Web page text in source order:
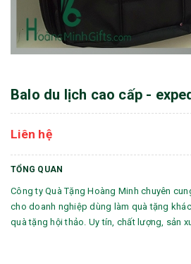
Balo du lịch cao cấp -
Liên hệ
TỔNG QUAN
Công ty Quà Tặng Hoàng Minh chuyên
cho doanh nghiệp dùng làm quà tặng
quà tặng hội thảo. Uy tín, chất lượng, sản